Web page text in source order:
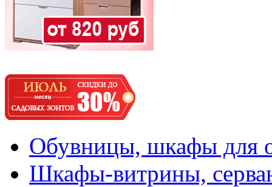
Обувницы, шкафы для
Шкафы-витрины,